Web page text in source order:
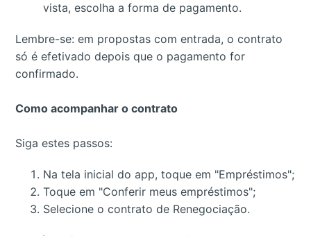
vista, escolha a forma de pagamento.
Lembre-se: em propostas com entrada, o contrato
só é efetivado depois que o pagamento for
confirmado.
Como acompanhar o contrato
Siga estes passos:
Na tela inicial do app, toque em "Empréstimos";
Toque em "Conferir meus empréstimos";
Selecione o contrato de Renegociação.